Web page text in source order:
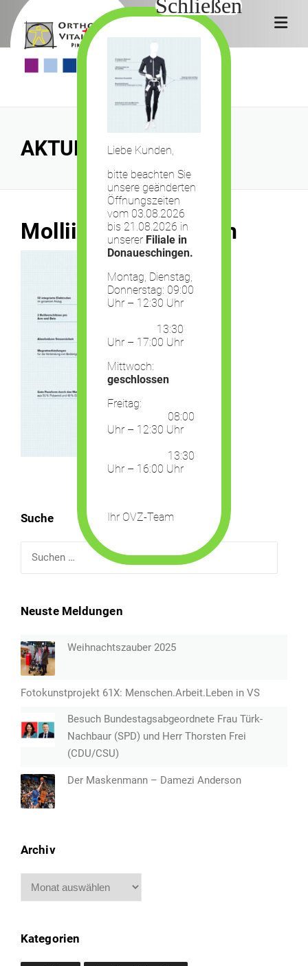
content
AKTUELLES
Mollii Suit Elektroden
Suche
Neuste Meldungen
Weihnachtszauber 2025
Fotokunstprojekt 61X: Menschen.Arbeit.Leben in VS
Besuch Bundestagsabgeordnete Frau Türk-
Nachbaur (SPD) und Herr Thorsten Frei
(CDU/CSU)
Der Maskenmann – Damezi Anderson
Archiv
Archiv
Kategorien
Liebe Kunden,
bitte beachten Sie
unsere geänderten
Öffnungszeiten
vom 03.08.2026
bis 21.08.2026 in
unserer Filiale in
Donaueschingen.
Montag, Dienstag,
Donnerstag: 09:00
Uhr – 12:30 Uhr
13:30
Uhr – 17:00 Uhr
Mittwoch:
geschlossen
Freitag:
08:00
Uhr – 12:30 Uhr
13:30
Uhr – 16:00 Uhr
Ihr OVZ-Team